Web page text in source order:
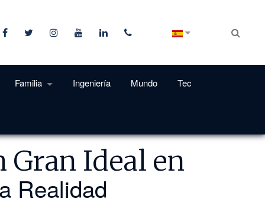
Familia Ingeniería Mundo Tec
Gran Ideal en
Realidad